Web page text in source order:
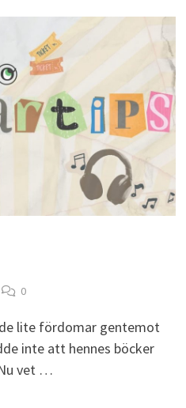
0
lite fördomar gentemot
inte att hennes böcker
vet …